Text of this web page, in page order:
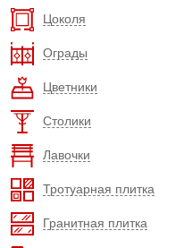
Цоколя
Ограды
Цветники
Столики
Лавочки
Тротуарная плитка
Гранитная плитка